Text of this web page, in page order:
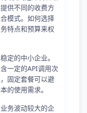
供不同的收费方
模式。如何选择
特点和预算来权
定的中小企业。
一定的API调用次
固定套餐可以避
的使用需求。
务波动较大的企